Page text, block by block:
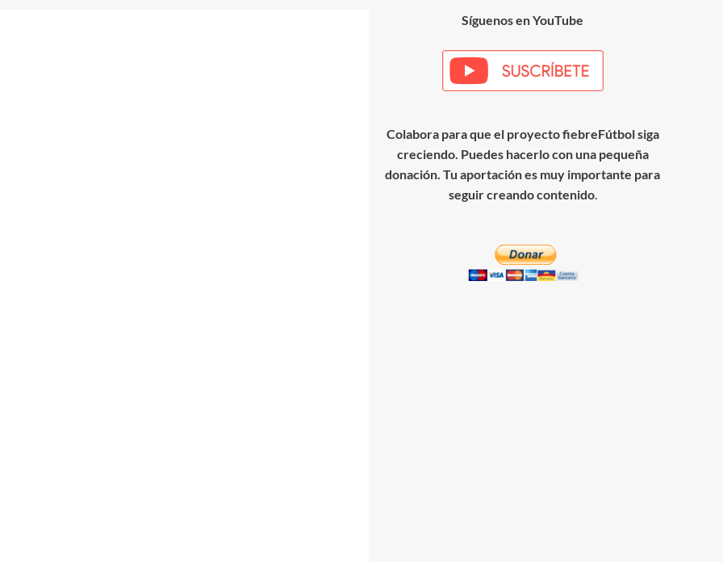
Síguenos en YouTube
Colabora para que el proyecto fiebreFútbol siga
creciendo. Puedes hacerlo con una pequeña
donación. Tu aportación es muy importante para
seguir creando contenido.